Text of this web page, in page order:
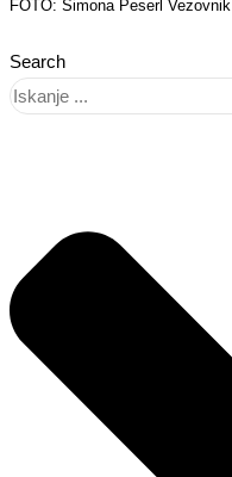
FOTO: Simona Peserl Vezovnik
Search